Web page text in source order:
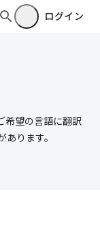
ログイン
希望の言語に翻訳
ります。